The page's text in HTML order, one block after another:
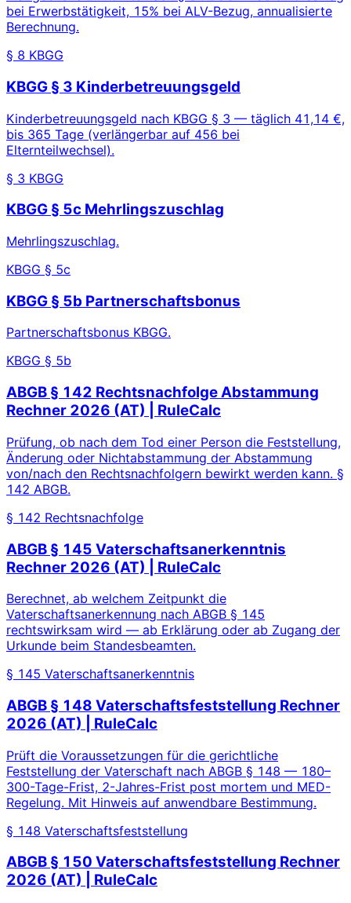
bei Erwerbstätigkeit, 15% bei ALV-Bezug, annualisierte
Berechnung.
§ 8 KBGG
KBGG § 3 Kinderbetreuungsgeld
Kinderbetreuungsgeld nach KBGG § 3 — täglich 41,14 €,
bis 365 Tage (verlängerbar auf 456 bei
Elternteilwechsel).
§ 3 KBGG
KBGG § 5c Mehrlingszuschlag
Mehrlingszuschlag.
KBGG § 5c
KBGG § 5b Partnerschaftsbonus
Partnerschaftsbonus KBGG.
KBGG § 5b
ABGB § 142 Rechtsnachfolge Abstammung
Rechner 2026 (AT) | RuleCalc
Prüfung, ob nach dem Tod einer Person die Feststellung,
Änderung oder Nichtabstammung der Abstammung
von/nach den Rechtsnachfolgern bewirkt werden kann. §
142 ABGB.
§ 142 Rechtsnachfolge
ABGB § 145 Vaterschaftsanerkenntnis
Rechner 2026 (AT) | RuleCalc
Berechnet, ab welchem Zeitpunkt die
Vaterschaftsanerkennung nach ABGB § 145
rechtswirksam wird — ab Erklärung oder ab Zugang der
Urkunde beim Standesbeamten.
§ 145 Vaterschaftsanerkenntnis
ABGB § 148 Vaterschaftsfeststellung Rechner
2026 (AT) | RuleCalc
Prüft die Voraussetzungen für die gerichtliche
Feststellung der Vaterschaft nach ABGB § 148 — 180–
300-Tage-Frist, 2-Jahres-Frist post mortem und MED-
Regelung. Mit Hinweis auf anwendbare Bestimmung.
§ 148 Vaterschaftsfeststellung
ABGB § 150 Vaterschaftsfeststellung Rechner
2026 (AT) | RuleCalc